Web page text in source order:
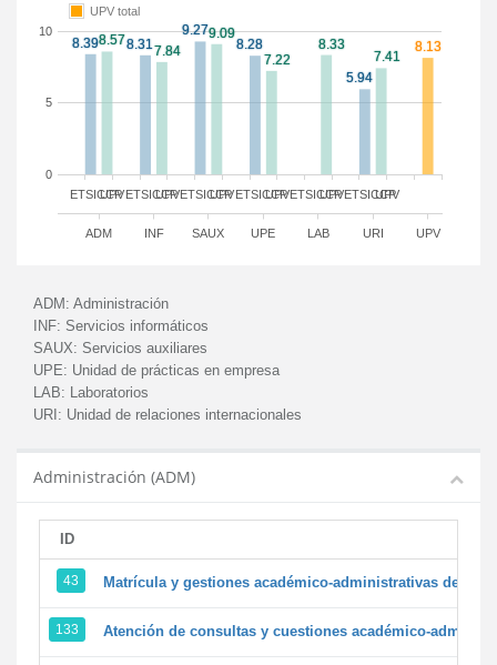
ETSICCP ETSICCPETSICCP ETSICCPETSICCPETSICCP
UPV UPV UPV UPV UPV UPV
ADM INF SAUX UPE LAB URI UPV
0
5
10
UPV total
ADM: Administración
INF: Servicios informáticos
SAUX: Servicios auxiliares
UPE: Unidad de prácticas en empresa
LAB: Laboratorios
URI: Unidad de relaciones internacionales
Administración (ADM)
ID
43 Matrícula y gestiones académico-administrativas de la
133 Atención de consultas y cuestiones académico-